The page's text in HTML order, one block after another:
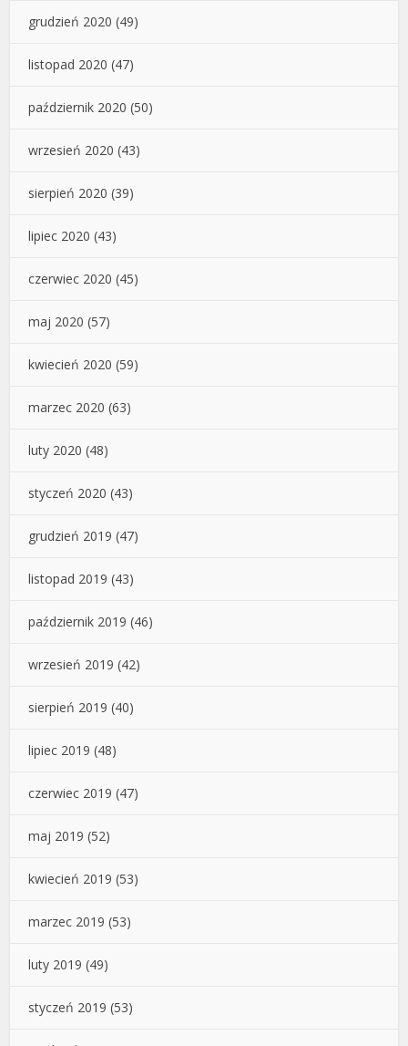
grudzień 2020 (49)
listopad 2020 (47)
październik 2020 (50)
wrzesień 2020 (43)
sierpień 2020 (39)
lipiec 2020 (43)
czerwiec 2020 (45)
maj 2020 (57)
kwiecień 2020 (59)
marzec 2020 (63)
luty 2020 (48)
styczeń 2020 (43)
grudzień 2019 (47)
listopad 2019 (43)
październik 2019 (46)
wrzesień 2019 (42)
sierpień 2019 (40)
lipiec 2019 (48)
czerwiec 2019 (47)
maj 2019 (52)
kwiecień 2019 (53)
marzec 2019 (53)
luty 2019 (49)
styczeń 2019 (53)